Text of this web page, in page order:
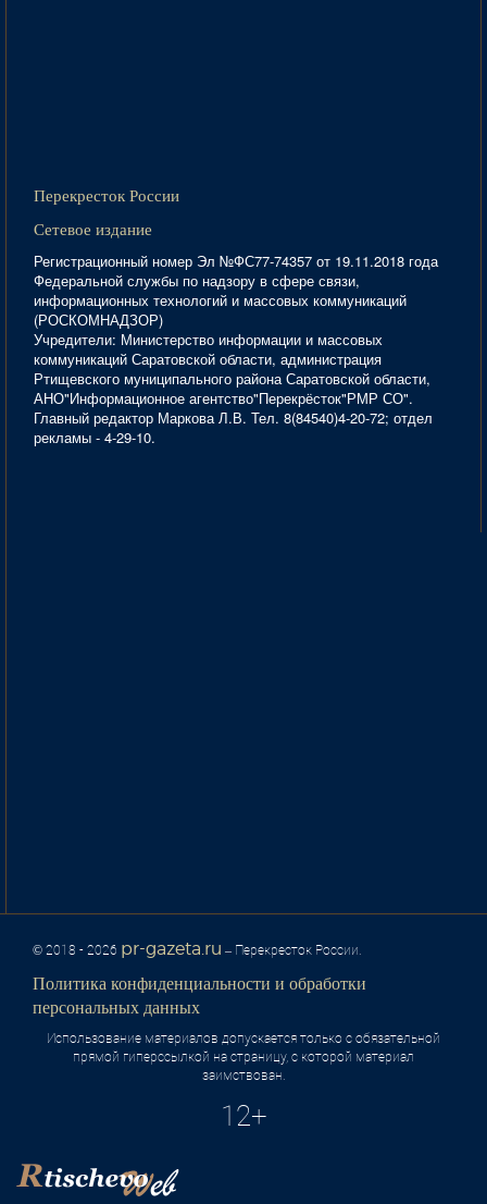
Перекресток России
Сетевое издание
Регистрационный номер Эл №ФС77-74357 от 19.11.2018 года
Федеральной службы по надзору в сфере связи,
информационных технологий и массовых коммуникаций
(РОСКОМНАДЗОР)
Учредители: Министерство информации и массовых
коммуникаций Саратовской области, администрация
Ртищевского муниципального района Саратовской области,
АНО"Информационное агентство"Перекрёсток"РМР СО".
Главный редактор Маркова Л.В. Тел. 8(84540)4-20-72; отдел
рекламы - 4-29-10.
© 2018 - 2026 pr-gazeta.ru – Перекресток России.
Политика конфиденциальности и обработки
персональных данных
Использование материалов допускается только с обязательной
прямой гиперссылкой на страницу, с которой материал
заимствован.
12+